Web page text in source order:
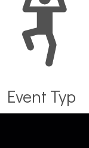
Event Typ